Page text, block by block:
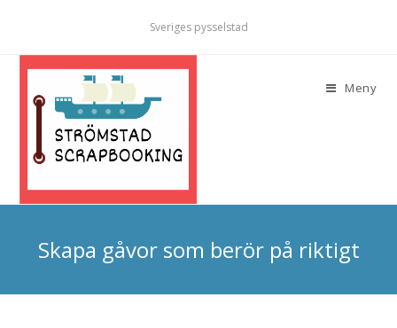
Sveriges pysselstad
Meny
Skapa gåvor som berör på riktigt